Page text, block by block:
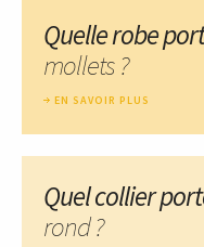
Quelle robe
mollets ?
EN SAVOIR PLUS
Quel collier
rond ?